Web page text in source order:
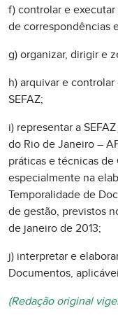
f) controlar e
de correspondências
g) organizar, dirigir e
h) arquivar e
SEFAZ;
i) representar a
do Rio de Janeiro –
práticas e técnicas
especialmente na
Temporalidade de
de gestão, previstos
de janeiro de 2013;
j) interpretar e
Documentos,
(Redação original